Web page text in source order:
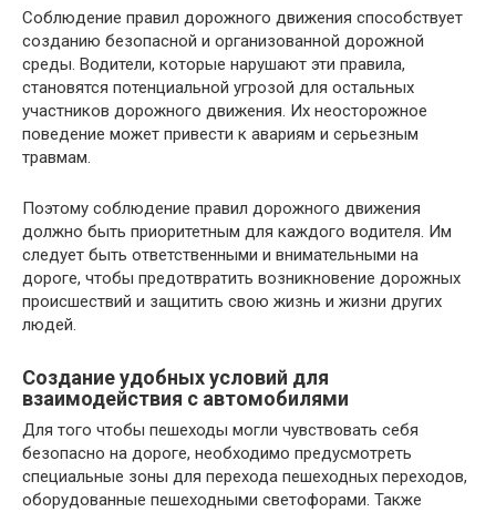
Соблюдение правил дорожного движения способствует
созданию безопасной и организованной дорожной
среды. Водители, которые нарушают эти правила,
становятся потенциальной угрозой для остальных
участников дорожного движения. Их неосторожное
поведение может привести к авариям и серьезным
травмам.
Поэтому соблюдение правил дорожного движения
должно быть приоритетным для каждого водителя. Им
следует быть ответственными и внимательными на
дороге, чтобы предотвратить возникновение дорожных
происшествий и защитить свою жизнь и жизни других
людей.
Создание удобных условий для
взаимодействия с автомобилями
Для того чтобы пешеходы могли чувствовать себя
безопасно на дороге, необходимо предусмотреть
специальные зоны для перехода пешеходных переходов,
оборудованные пешеходными светофорами. Также